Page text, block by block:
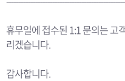
휴무일에 접수된 1:1 문의는 고
리겠습니다.
감사합니다.